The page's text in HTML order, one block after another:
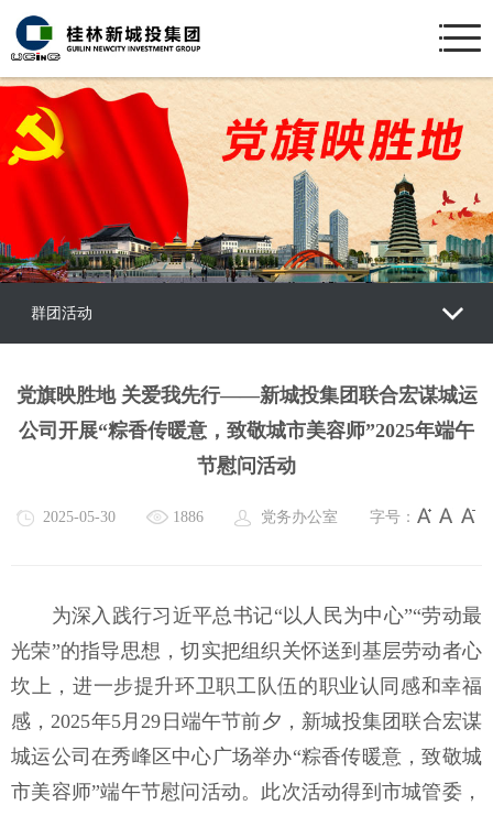
群团活动
党旗映胜地 关爱我先行——新城投集团联合宏谋城运
公司开展“粽香传暖意，致敬城市美容师”2025年端午
节慰问活动
2025-05-30 1886 党务办公室 字号：
为深入践行习近平总书记“以人民为中心”“劳动最
光荣”的指导思想，切实把组织关怀送到基层劳动者心
坎上，进一步提升环卫职工队伍的职业认同感和幸福
感，2025年5月29日端午节前夕，新城投集团联合宏谋
城运公司在秀峰区中心广场举办“粽香传暖意，致敬城
市美容师”端午节慰问活动。此次活动得到市城管委，